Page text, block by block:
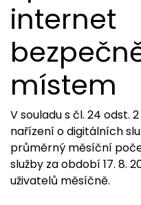
internet
místem
V souladu s čl. 24 odst.
nařízení o digitálních
průměrný měsíční
služby za období 17. 8.
uživatelů měsíčně.